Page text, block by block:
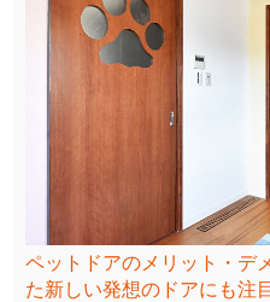
ペットドアのメリット・デ
た新しい発想のドアにも注